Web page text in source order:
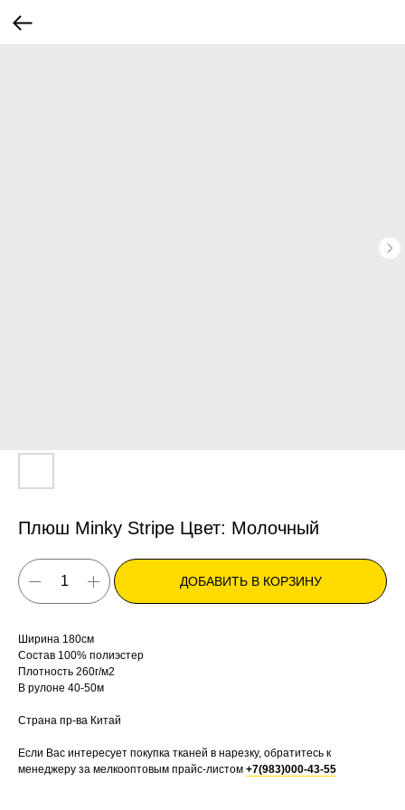
Плюш Minky Stripe Цвет: Молочный
ДОБАВИТЬ В КОРЗИНУ
Ширина 180см
Состав 100% полиэстер
Плотность 260г/м2
В рулоне 40-50м
Страна пр-ва Китай
Если Вас интересует покупка тканей в нарезку, обратитесь к
менеджеру за мелкооптовым прайс-листом +7(983)000-43-55